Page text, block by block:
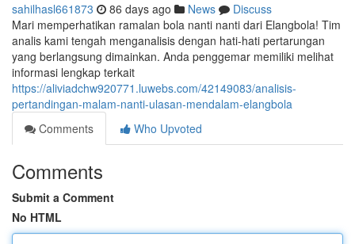
sahilhasl661873 86 days ago News
Discuss
Mari memperhatikan ramalan bola nanti nanti dari Elangbola! Tim
analis kami tengah menganalisis dengan hati-hati pertarungan
yang berlangsung dimainkan. Anda penggemar memiliki melihat
informasi lengkap terkait
https://aliviadchw920771.luwebs.com/42149083/analisis-
pertandingan-malam-nanti-ulasan-mendalam-elangbola
Comments
Who Upvoted
Comments
Submit a Comment
No HTML